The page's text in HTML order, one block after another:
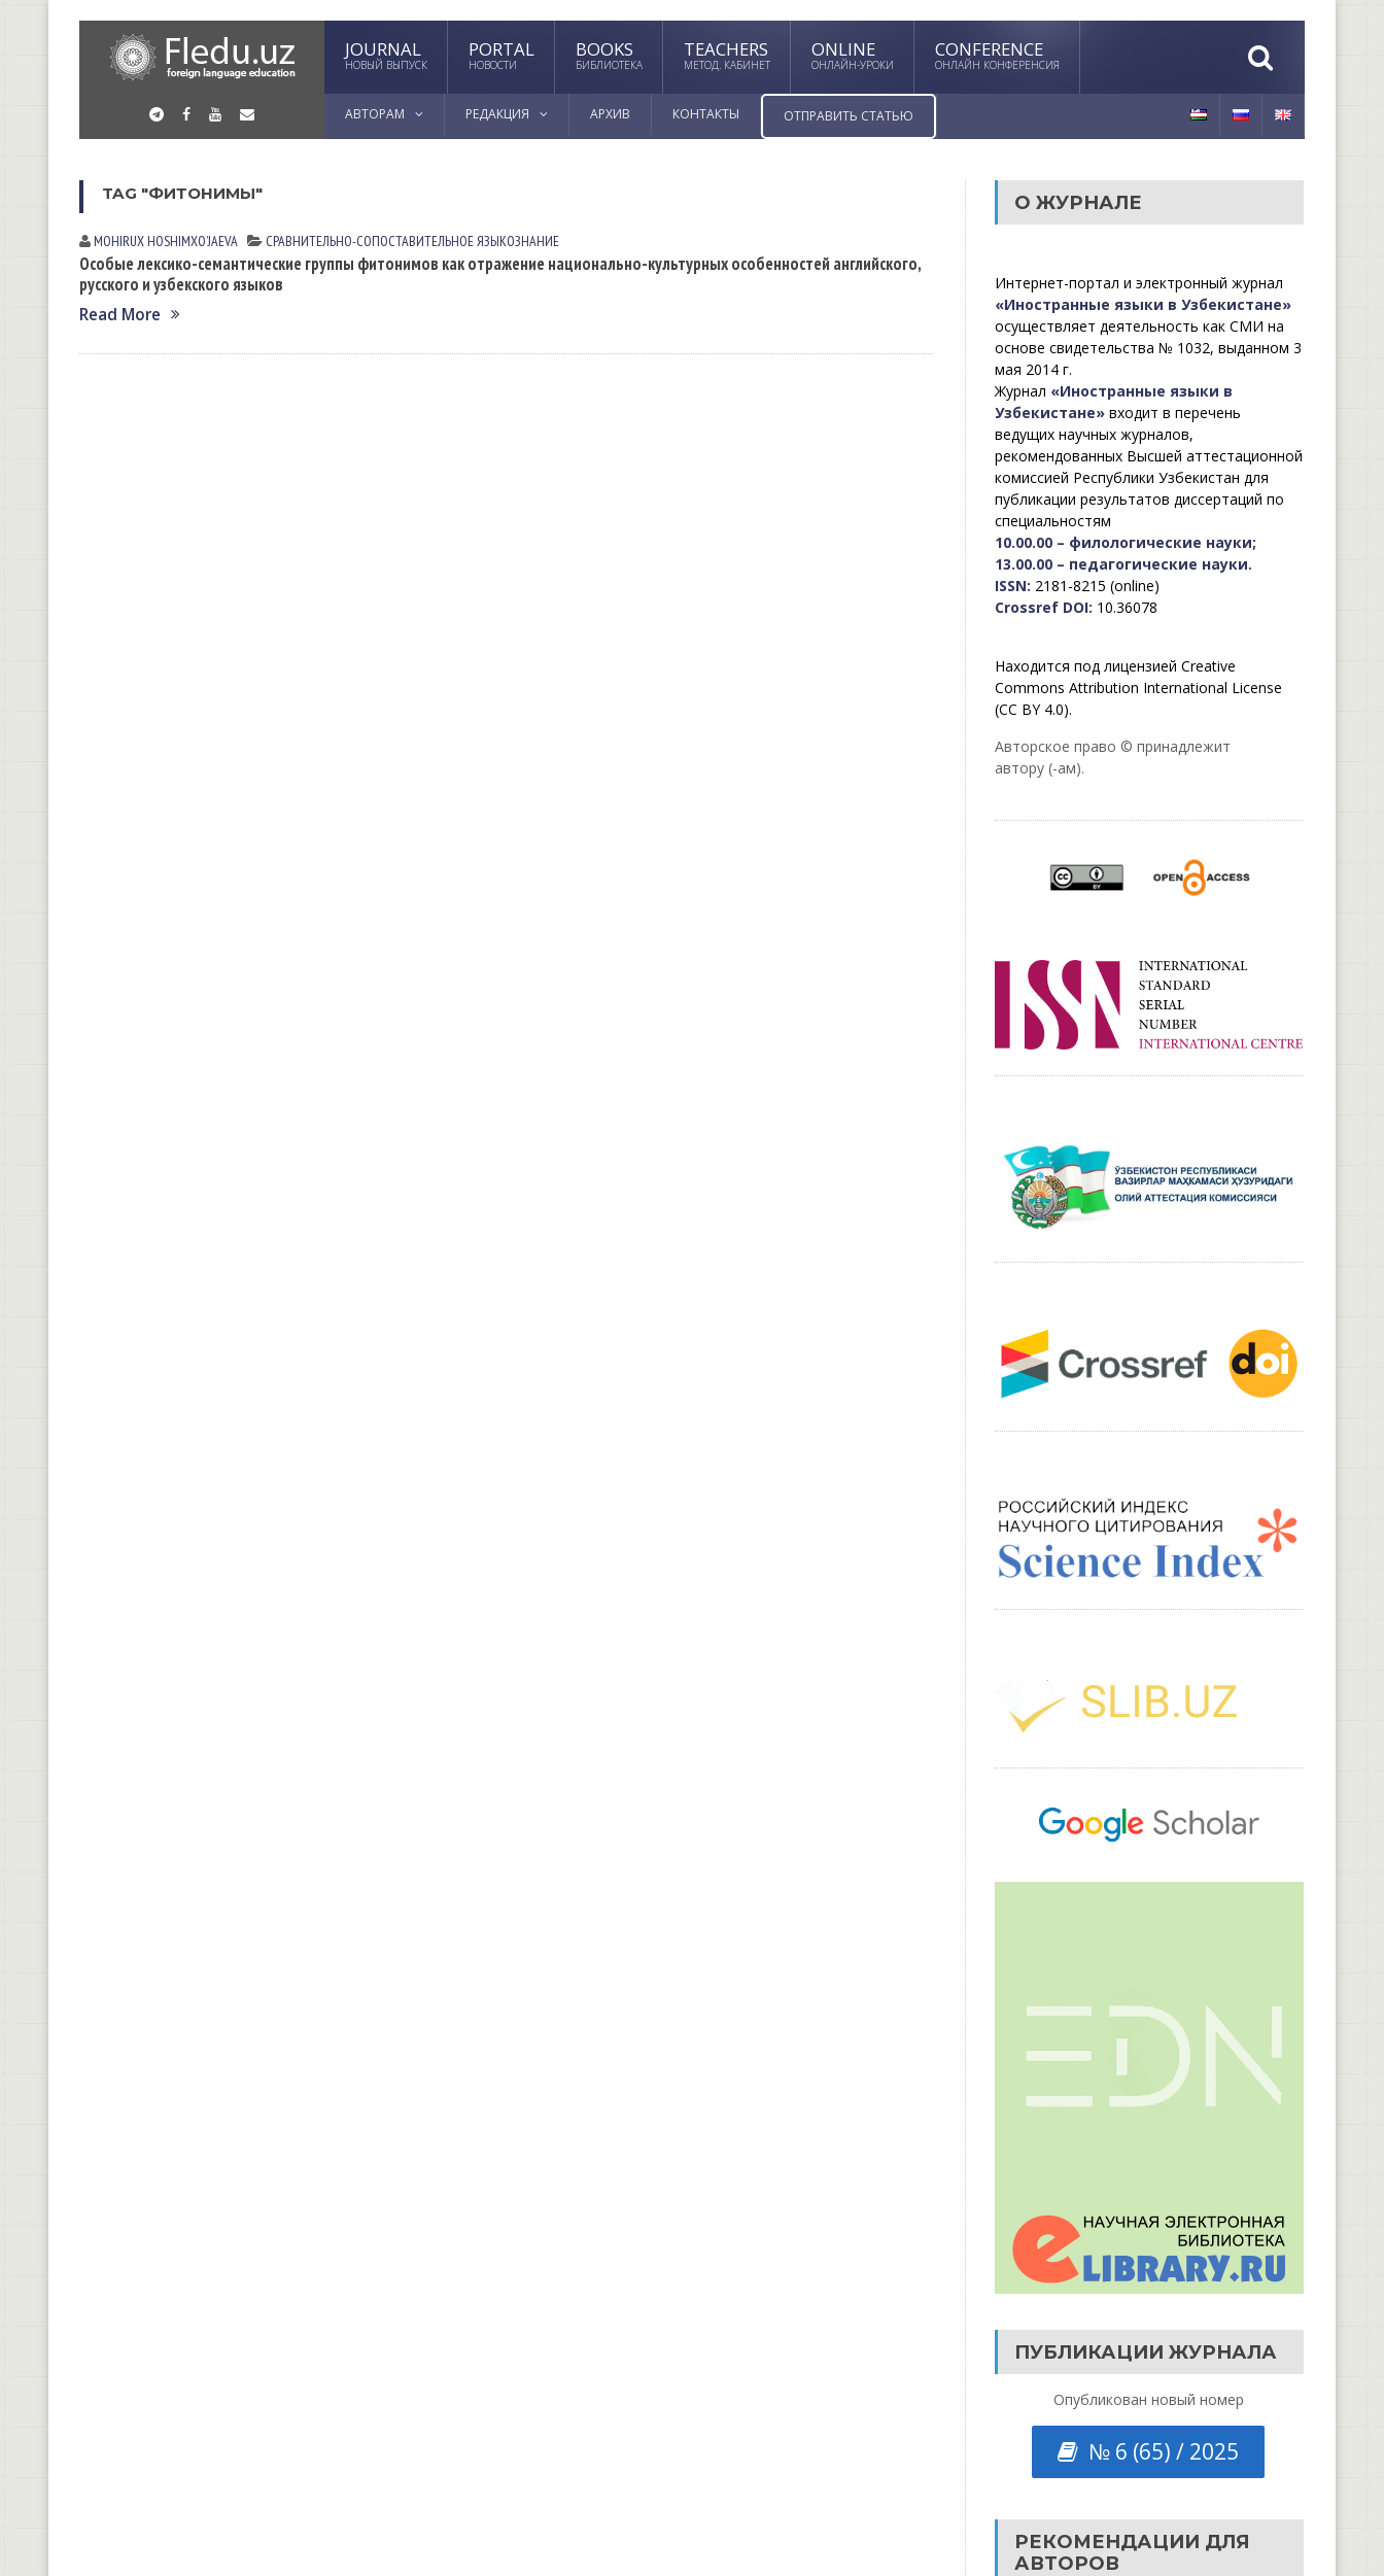
JOURNAL
НОВЫЙ ВЫПУСК
PORTAL
НОВОСТИ
BOOKS
БИБЛИОТЕКА
TEACHERS
МЕТОД. КАБИНЕТ
ONLINE
ОНЛАЙН-УРОКИ
CONFERENCE
ОНЛАЙН КОНФЕРЕНСИЯ
АВТОРАМ РЕДАКЦИЯ АРХИВ КОНТАКТЫ ОТПРАВИТЬ СТАТЬЮ
TAG "ФИТОНИМЫ"
MOHIRUX HOSHIMXOʼJАEVА СРАВНИТЕЛЬНО-СОПОСТАВИТЕЛЬНОЕ ЯЗЫКОЗНАНИЕ
Особые лексико-семантические группы фитонимов как отражение национально-культурных особенностей английского,
русского и узбекского языков
Read More
О ЖУРНАЛЕ
Интернет-портал и электронный журнал
«Иностранные языки в Узбекистане»
осуществляет деятельность как СМИ на
основе свидетельства № 1032, выданном 3
мая 2014 г.
Журнал «Иностранные языки в
Узбекистане»входит в перечень
ведущих научных журналов,
рекомендованных Высшей аттестационной
комиссией Республики Узбекистан для
публикации результатов диссертаций по
специальностям
10.00.00 – филологические науки;
13.00.00 – педагогические науки.
ISSN: 2181-8215 (online)
Crossref DOI: 10.36078
Находится под лицензией Creative
Commons Attribution International License
(CC BY 4.0).
Авторское право © принадлежит
автору (-ам).
ПУБЛИКАЦИИ ЖУРНАЛА
Опубликован новый номер
№ 6 (65) / 2025
РЕКОМЕНДАЦИИ ДЛЯ
АВТОРОВ